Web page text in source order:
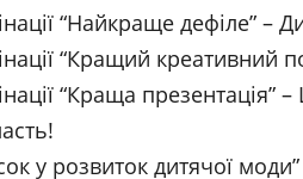
“Найкраще дефіле” –
“Кращий креативний
“Краща презентація”
у розвиток дитячої